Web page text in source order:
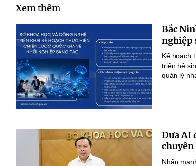
Xem thêm
Bắc
nghiệp
Kế hoạch
triển hệ
quản lý
Đưa AI
chuyên
Nhấn